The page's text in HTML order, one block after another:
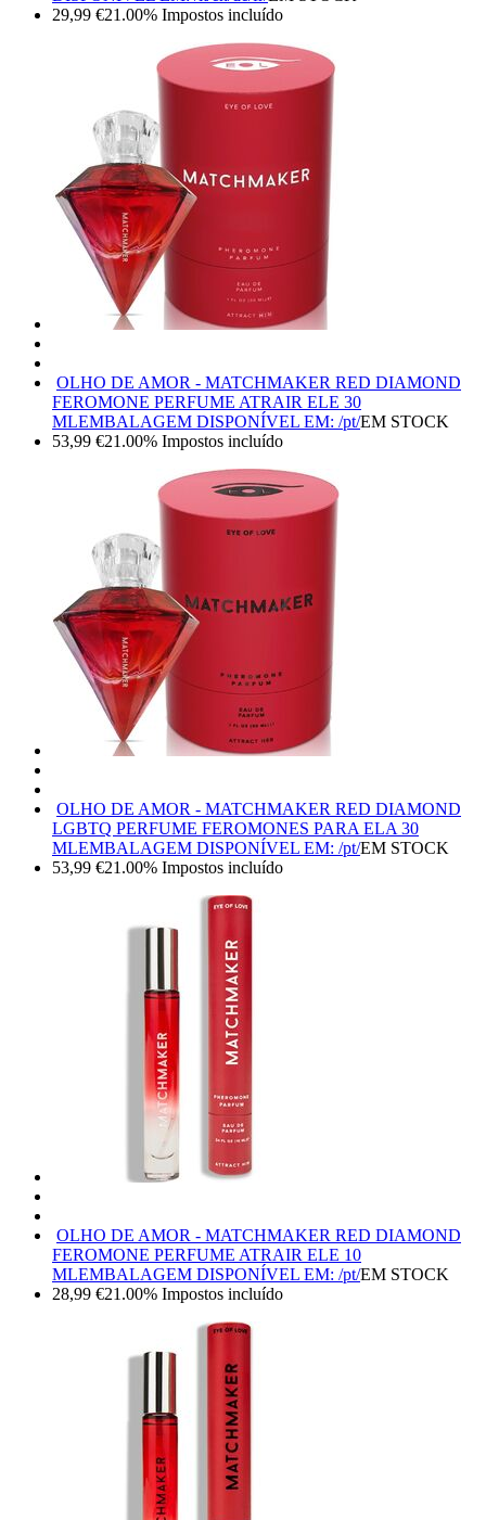
29,99 €21.00% Impostos incluído
OLHO DE AMOR - MATCHMAKER RED DIAMOND
FEROMONE PERFUME ATRAIR ELE 30
MLEMBALAGEM DISPONÍVEL EM: /pt/EM STOCK
53,99 €21.00% Impostos incluído
OLHO DE AMOR - MATCHMAKER RED DIAMOND
LGBTQ PERFUME FEROMONES PARA ELA 30
MLEMBALAGEM DISPONÍVEL EM: /pt/EM STOCK
53,99 €21.00% Impostos incluído
OLHO DE AMOR - MATCHMAKER RED DIAMOND
FEROMONE PERFUME ATRAIR ELE 10
MLEMBALAGEM DISPONÍVEL EM: /pt/EM STOCK
28,99 €21.00% Impostos incluído